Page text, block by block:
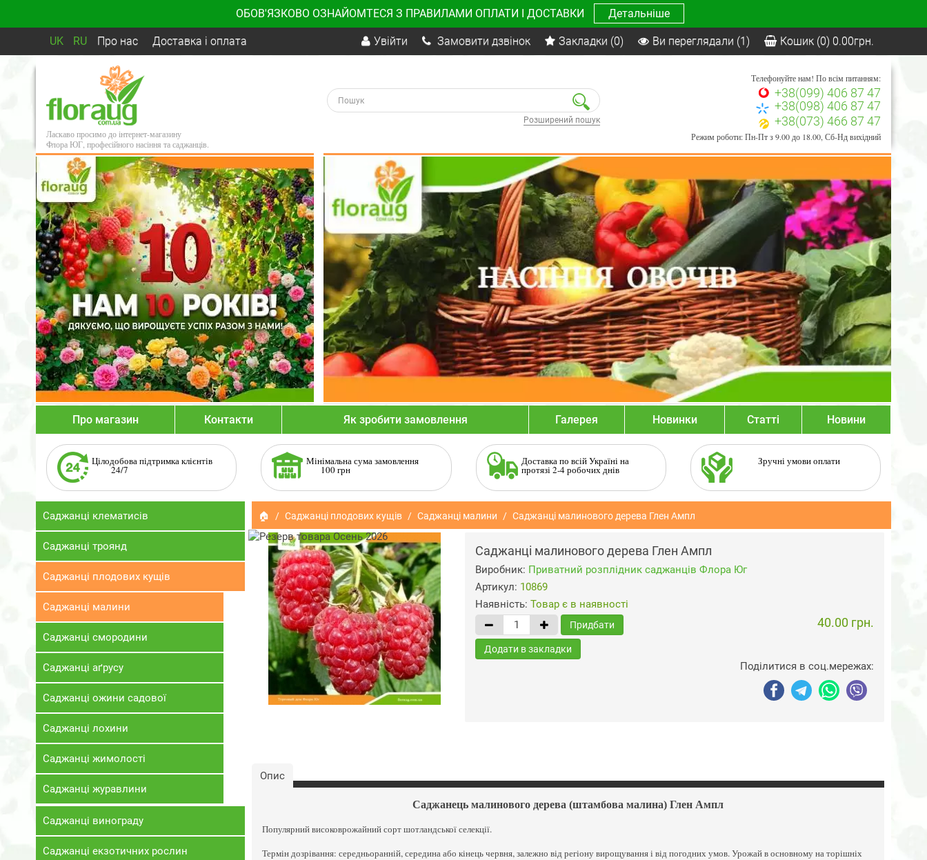
ОБОВ'ЯЗКОВО ОЗНАЙОМТЕСЯ З ПРАВИЛАМИ ОПЛАТИ І ДОСТАВКИ Детальніше
UK RU Про нас Доставка і оплата Увійти Замовити дзвінок Закладки (0) Ви переглядали (1) Кошик (0) 0.00грн.
Ласкаво просимо до інтернет-магазину
Флора ЮГ, професійного насіння та саджанців.
Розширений пошук
Телефонуйте нам! По всім питанням:
+38(099) 406 87 47
+38(098) 406 87 47
+38(073) 466 87 47
Режим роботи: Пн-Пт з 9.00 до 18.00, Сб-Нд вихідний
Про магазин Контакти Як зробити замовлення Галерея Новинки Статті Новини
Цілодобова підтримка клієнтів
24/7
Мінімальна сума замовлення
100 грн
Доставка по всій Україні на
протязі 2-4 робочих днів
Зручні умови оплати
Саджанці клематисів
Саджанці троянд
Саджанці плодових кущів
Саджанці малини
Саджанці смородини
Саджанці аґрусу
Саджанці ожини садової
Саджанці лохини
Саджанці жимолості
Саджанці журавлини
Саджанці винограду
Саджанці екзотичних рослин
🏠 Саджанці плодових кущів Саджанці малини Саджанці малинового дерева Глен Ампл
Саджанці малинового дерева Глен Ампл
Виробник: Приватний розплідник саджанців Флора Юг
Артикул: 10869
Наявність: Товар є в наявності
Придбати 40.00 грн.
Додати в закладки
Поділитися в соц.мережах:
Опис
Саджанець малинового дерева (штамбова малина) Глен Ампл
Популярний високоврожайний сорт шотландської селекції.
Термін дозрівання: середньоранній, середина або кінець червня, залежно від регіону вирощування і від погодних умов. Урожай в основному на торішніх